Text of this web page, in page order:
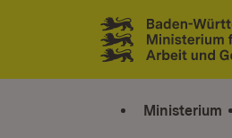
Zum Inhalt springen
Link zur Startseite
Ministerium